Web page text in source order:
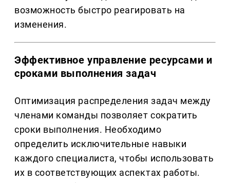
возможность быстро реагировать на
изменения.
Эффективное управление ресурсами и
сроками выполнения задач
Оптимизация распределения задач между
членами команды позволяет сократить
сроки выполнения. Необходимо
определить исключительные навыки
каждого специалиста, чтобы использовать
их в соответствующих аспектах работы.